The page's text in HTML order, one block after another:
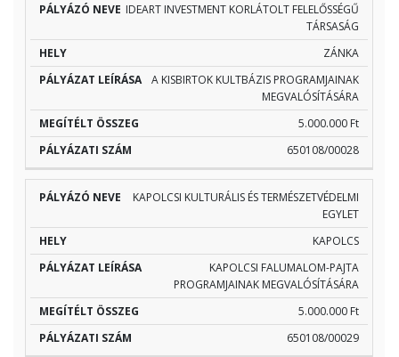
IDEART INVESTMENT KORLÁTOLT FELELŐSSÉGŰ
TÁRSASÁG
ZÁNKA
A KISBIRTOK KULTBÁZIS PROGRAMJAINAK
MEGVALÓSÍTÁSÁRA
5.000.000 Ft
650108/00028
KAPOLCSI KULTURÁLIS ÉS TERMÉSZETVÉDELMI
EGYLET
KAPOLCS
KAPOLCSI FALUMALOM-PAJTA
PROGRAMJAINAK MEGVALÓSÍTÁSÁRA
5.000.000 Ft
650108/00029